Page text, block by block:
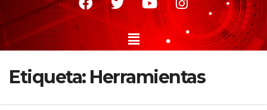
Etiqueta: Herramientas